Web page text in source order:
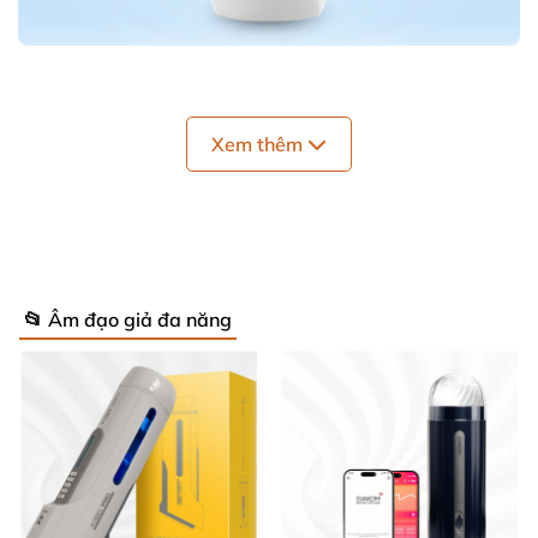
Letten A380 máy bú mút dương vật chất lượng cao giá tốt
động cao cấp từ thương hiệu nổi tiếng Leten,
Nhật Bản, được thiết kế tinh tế với hiệu suất
mạnh mẽ, giúp phái mạnh thỏa mãn từng
khoảnh khắc.
Thiết kế sang trọng và tính năng vượt trội
Xem thêm
📂 Âm đạo giả đa năng